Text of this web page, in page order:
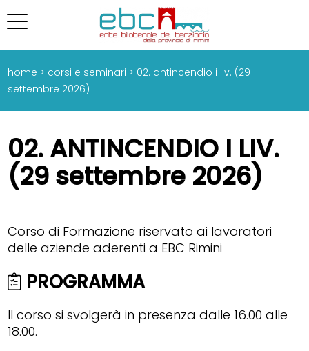
home > corsi e seminari > 02. antincendio i liv. (29
settembre 2026)
02. ANTINCENDIO I LIV.
(29 settembre 2026)
Corso di Formazione riservato ai lavoratori
delle aziende aderenti a EBC Rimini
PROGRAMMA
Il corso si svolgerà in presenza dalle 16.00 alle
18.00.